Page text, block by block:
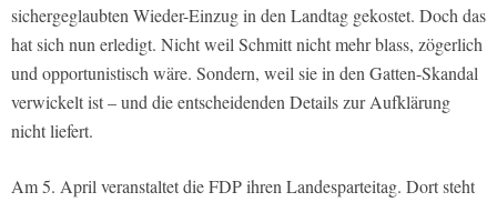
sichergeglaubten Wieder-Einzug in den Landtag gekostet. Doch das
hat sich nun erledigt. Nicht weil Schmitt nicht mehr blass, zögerlich
und opportunistisch wäre. Sondern, weil sie in den Gatten-Skandal
verwickelt ist – und die entscheidenden Details zur Aufklärung
nicht liefert.
Am 5. April veranstaltet die FDP ihren Landesparteitag. Dort steht